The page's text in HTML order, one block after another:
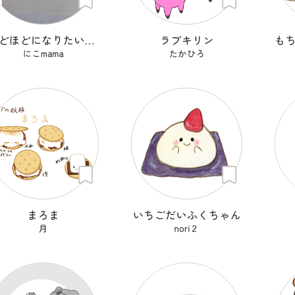
ほどほどになりたいもくもくちゃん。
にこmama
ラブキリン
たかひろ
まろま
月
いちごだいふくちゃん
nori２